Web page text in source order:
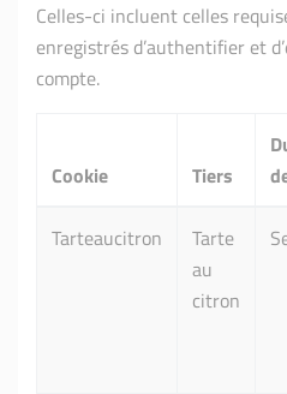
Celles-ci incluent celles
enregistrés d’authentifier et
compte.
Cookie Tiers
Tarteaucitron
Tarte
au
citron